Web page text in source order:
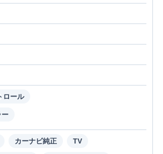
ロール
ー
カーナビ純正 TV